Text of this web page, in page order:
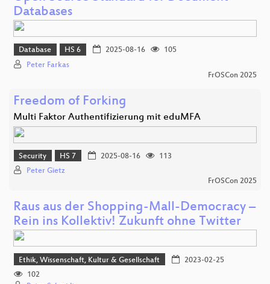
Databases
Database HS 6 2025-08-16
105
Peter Farkas
FrOSCon 2025
Freedom of Forking
Multi Faktor Authentifizierung mit eduMFA
Security HS 7 2025-08-16
113
Peter Gietz
FrOSCon 2025
Raus aus der Shopping-Mall-Democracy –
Rein ins Kollektiv! Zukunft ohne Twitter
Ethik, Wissenschaft, Kultur & Gesellschaft
2023-02-25
102